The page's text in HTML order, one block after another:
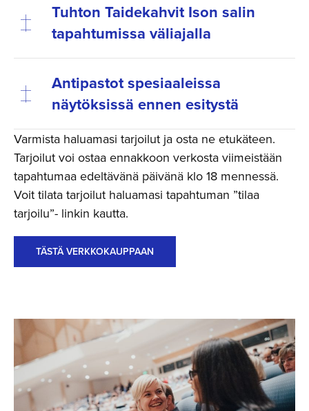
Tuhton Taidekahvit Ison salin
tapahtumissa väliajalla
Antipastot spesiaaleissa
näytöksissä ennen esitystä
Varmista haluamasi tarjoilut ja osta ne etukäteen.
Tarjoilut voi ostaa ennakkoon verkosta viimeistään
tapahtumaa edeltävänä päivänä klo 18 mennessä.
Voit tilata tarjoilut haluamasi tapahtuman ”tilaa
tarjoilu”- linkin kautta.
TÄSTÄ VERKKOKAUPPAAN